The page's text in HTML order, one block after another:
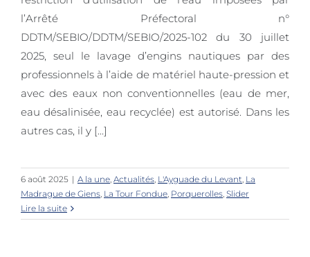
AVIS AUX USAGERS
l’Arrêté Préfectoral n°
DDTM/SEBIO/DDTM/SEBIO/2025-102 du 30 juillet
2025, seul le lavage d’engins nautiques par des
professionnels à l’aide de matériel haute-pression et
avec des eaux non conventionnelles (eau de mer,
eau désalinisée, eau recyclée) est autorisé. Dans les
autres cas, il y [...]
6 août 2025 | A la une, Actualités, L'Ayguade du Levant, La
Madrague de Giens, La Tour Fondue, Porquerolles, Slider
Lire la suite